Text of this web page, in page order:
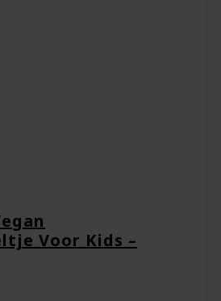
Voor Kids –